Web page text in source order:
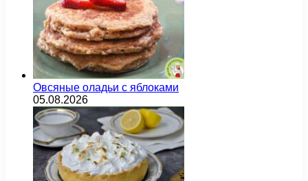
Овсяные оладьи с яблоками
05.08.2026